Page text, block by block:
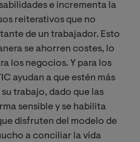
e incrementa la
reiterativos que no
de un trabajador. Esto
se ahorren costes, lo
los negocios. Y para los
ayudan a que estén más
trabajo, dado que las
sensible y se habilita
disfruten del modelo de
a conciliar la vida